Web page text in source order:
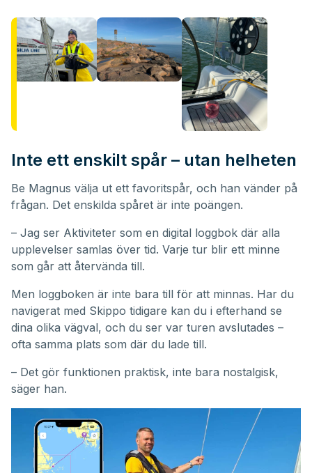
Inte ett enskilt spår – utan helheten
Be Magnus välja ut ett favoritspår, och han vänder på
frågan. Det enskilda spåret är inte poängen.
– Jag ser Aktiviteter som en digital loggbok där alla
upplevelser samlas över tid. Varje tur blir ett minne
som går att återvända till.
Men loggboken är inte bara till för att minnas. Har du
navigerat med Skippo tidigare kan du i efterhand se
dina olika vägval, och du ser var turen avslutades –
ofta samma plats som där du lade till.
– Det gör funktionen praktisk, inte bara nostalgisk,
säger han.